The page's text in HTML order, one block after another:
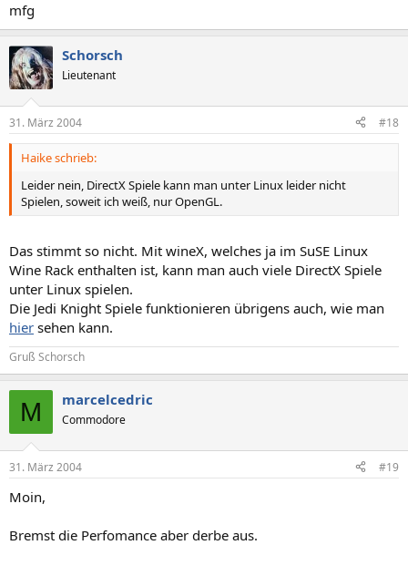
mfg
Schorsch
Lieutenant
31. März 2004 #18
Haike schrieb:
Leider nein, DirectX Spiele kann man unter Linux leider nicht
Spielen, soweit ich weiß, nur OpenGL.
Das stimmt so nicht. Mit wineX, welches ja im SuSE Linux
Wine Rack enthalten ist, kann man auch viele DirectX Spiele
unter Linux spielen.
Die Jedi Knight Spiele funktionieren übrigens auch, wie man
hier sehen kann.
Gruß Schorsch
M marcelcedric
Commodore
31. März 2004 #19
Moin,
Bremst die Perfomance aber derbe aus.